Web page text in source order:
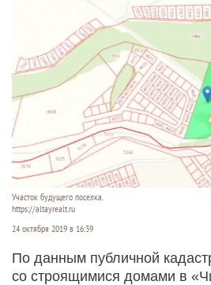
Участок будущего поселка.
https://altayrealt.ru
24 октября 2019 в 16:39
По данным публичной
со строящимися домами в